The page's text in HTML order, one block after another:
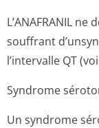
L’ANAFRANIL
souffrant
l’intervalle QT
Syndrome
Un syndrome